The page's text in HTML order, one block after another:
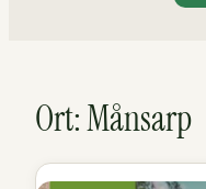
Ort:Månsarp